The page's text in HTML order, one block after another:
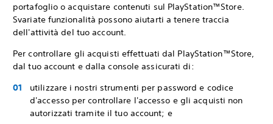
portafoglio o acquistare contenuti sul PlayStation™Store.
Svariate funzionalità possono aiutarti a tenere traccia
dell'attività del tuo account.
Per controllare gli acquisti effettuati dal PlayStation™Store,
dal tuo account e dalla console assicurati di:
utilizzare i nostri strumenti per password e codice
d'accesso per controllare l'accesso e gli acquisti non
autorizzati tramite il tuo account; e